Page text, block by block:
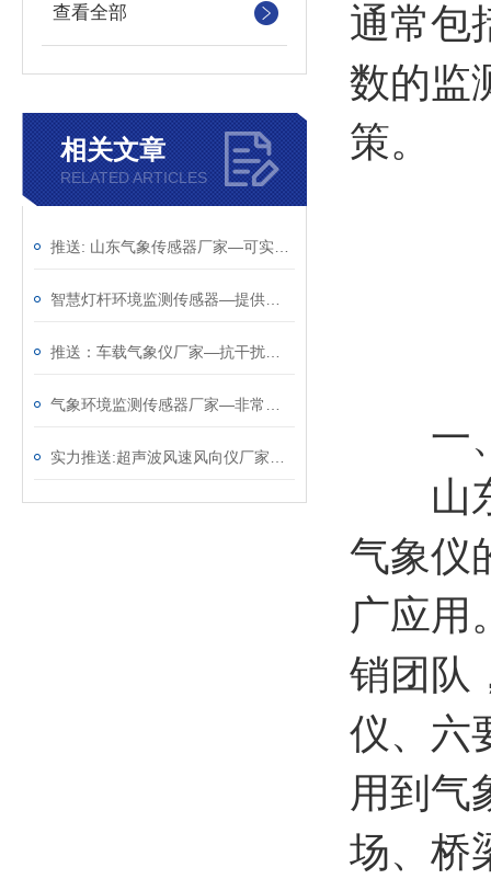
查看全部
相关文章
RELATED ARTICLES
通常包
数的监
策。
一
山东
气象仪
广应用
销团队
仪、六
用到气
场、桥